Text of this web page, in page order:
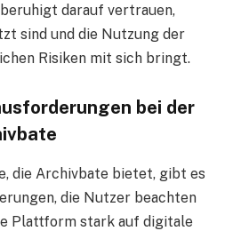
darauf vertrauen,
sind und die Nutzung der
Risiken mit sich bringt.
bei der
die Archivbate bietet, gibt es
die Nutzer beachten
Plattform stark auf digitale